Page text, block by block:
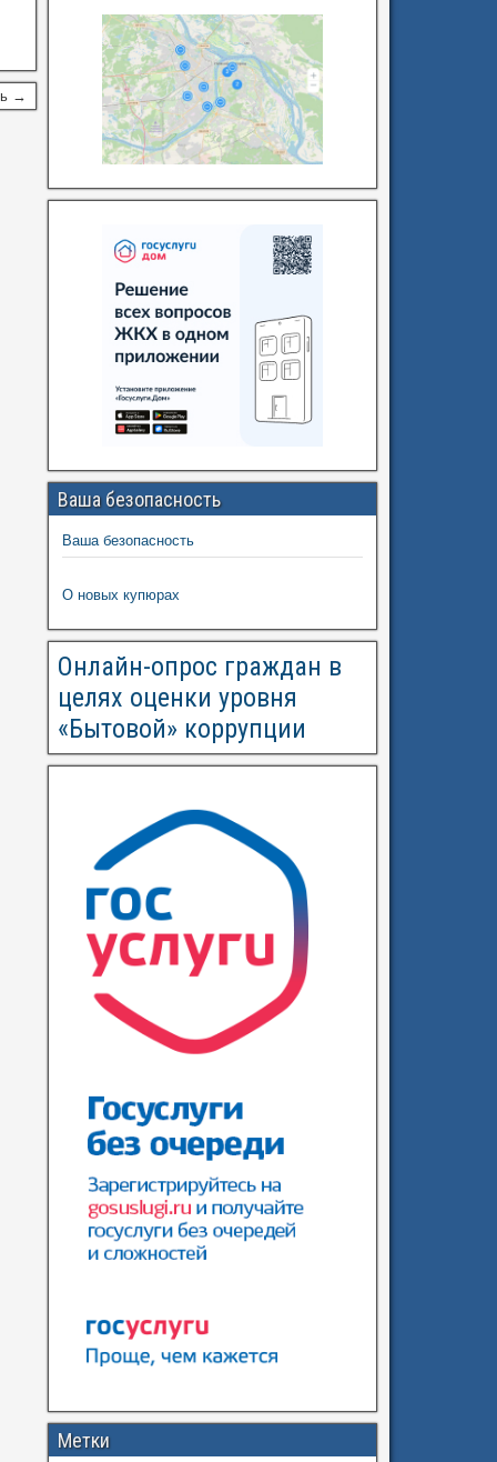
→
Ваша безопасность
Ваша безопасность
О новых купюрах
Онлайн-опрос граждан в
целях оценки уровня
«Бытовой» коррупции
Метки